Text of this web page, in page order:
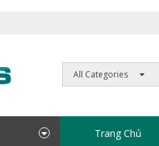
Trang Chủ